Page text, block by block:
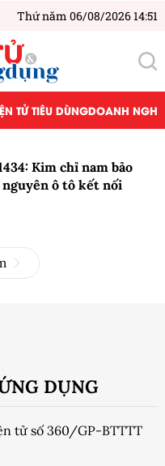
Thứ năm 06/08/2026 14:51
TỬ TIÊU DÙNGDOANH
Kim chỉ nam bảo
ô tô kết nối
DỤNG
tử số 360/GP-BTTTT